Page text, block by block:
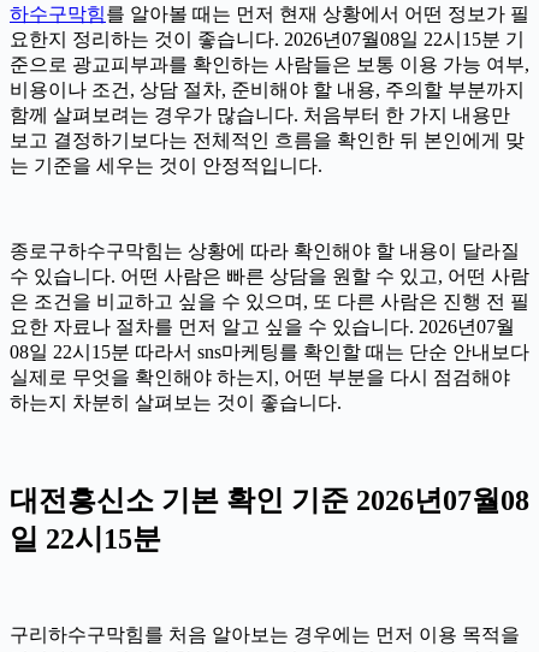
하수구막힘를 알아볼 때는 먼저 현재 상황에서 어떤 정보가 필
요한지 정리하는 것이 좋습니다. 2026년07월08일 22시15분 기
준으로 광교피부과를 확인하는 사람들은 보통 이용 가능 여부,
비용이나 조건, 상담 절차, 준비해야 할 내용, 주의할 부분까지
함께 살펴보려는 경우가 많습니다. 처음부터 한 가지 내용만
보고 결정하기보다는 전체적인 흐름을 확인한 뒤 본인에게 맞
는 기준을 세우는 것이 안정적입니다.
종로구하수구막힘는 상황에 따라 확인해야 할 내용이 달라질
수 있습니다. 어떤 사람은 빠른 상담을 원할 수 있고, 어떤 사람
은 조건을 비교하고 싶을 수 있으며, 또 다른 사람은 진행 전 필
요한 자료나 절차를 먼저 알고 싶을 수 있습니다. 2026년07월
08일 22시15분 따라서 sns마케팅를 확인할 때는 단순 안내보다
실제로 무엇을 확인해야 하는지, 어떤 부분을 다시 점검해야
하는지 차분히 살펴보는 것이 좋습니다.
대전흥신소 기본 확인 기준 2026년07월08
일 22시15분
구리하수구막힘를 처음 알아보는 경우에는 먼저 이용 목적을